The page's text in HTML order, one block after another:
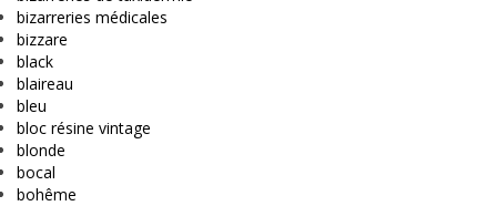
bizarreries médicales
bizzare
black
blaireau
bleu
bloc résine vintage
blonde
bocal
bohême